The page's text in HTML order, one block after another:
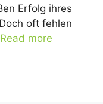
Erfolg ihres
oft fehlen
Read more